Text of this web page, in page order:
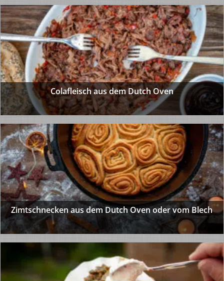
Colafleisch aus dem Dutch Oven
Zimtschnecken aus dem Dutch Oven oder vom Blech